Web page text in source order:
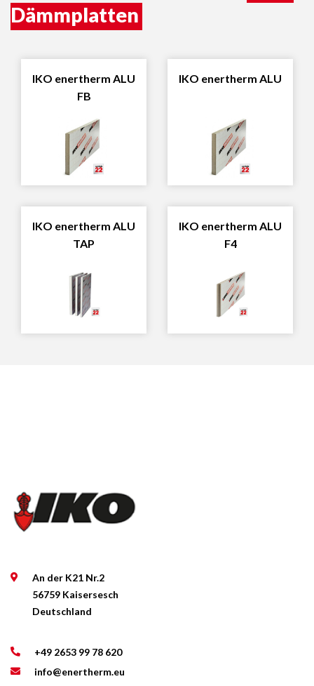
Dämmplatten
IKO enertherm ALU
FB
IKO enertherm ALU
IKO enertherm ALU
TAP
IKO enertherm ALU
F4
An der K21 Nr.2
56759 Kaisersesch
Deutschland
+49 2653 99 78 620
info@enertherm.eu